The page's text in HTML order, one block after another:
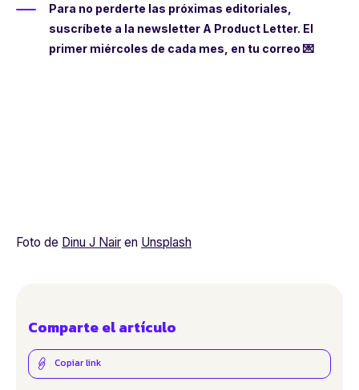
Para no perderte las próximas editoriales,
suscríbete a la newsletter A Product Letter. El
primer miércoles de cada mes, en tu correo 💌
Foto de Dinu J Nair en Unsplash
Comparte el artículo
Copiar link